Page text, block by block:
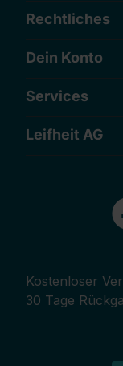
Rechtliches
Dein Konto
Services
Leifheit AG
Kostenloser
30 Tage